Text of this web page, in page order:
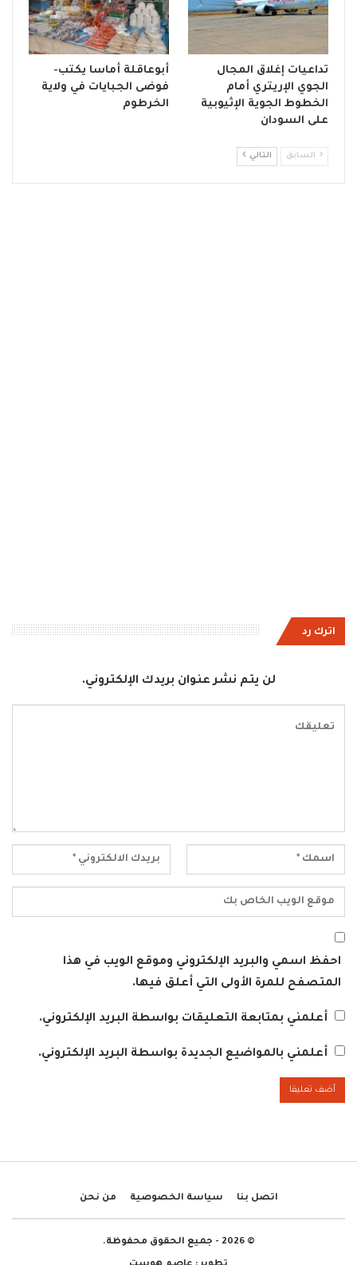
تداعيات إغلاق المجال
الجوي الإريتري أمام
الخطوط الجوية الإثيوبية
على السودان
أبوعاقلة أماسا يكتب-
فوضى الجبايات في ولاية
الخرطوم
السابق التالي
اترك رد
لن يتم نشر عنوان بريدك الإلكتروني.
احفظ اسمي والبريد الإلكتروني وموقع الويب في هذا
المتصفح للمرة الأولى التي أعلق فيها.
أعلمني بمتابعة التعليقات بواسطة البريد الإلكتروني.
أعلمني بالمواضيع الجديدة بواسطة البريد الإلكتروني.
اتصل بنا سياسة الخصوصية من نحن
© 2026 - جميع الحقوق محفوظة.